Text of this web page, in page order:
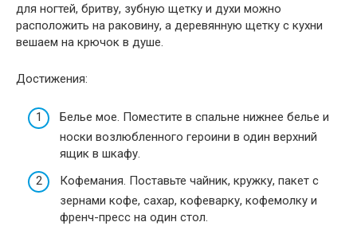
для ногтей, бритву, зубную щетку и духи можно
расположить на раковину, а деревянную щетку с кухни
вешаем на крючок в душе.
Достижения:
Белье мое. Поместите в спальне нижнее белье и
носки возлюбленного героини в один верхний
ящик в шкафу.
Кофемания. Поставьте чайник, кружку, пакет с
зернами кофе, сахар, кофеварку, кофемолку и
френч-пресс на один стол.